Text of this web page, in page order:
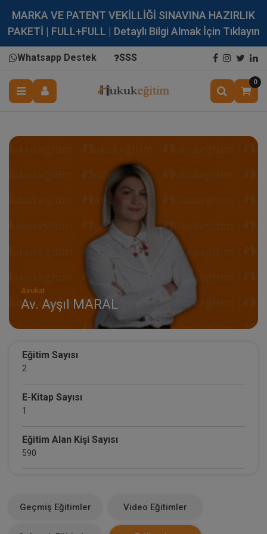
MARKA VE PATENT VEKİLLİĞİ SINAVINA HAZIRLIK
PAKETİ | FULL+FULL | Detaylı Bilgi Almak İçin Tıklayın
Whatsapp Destek SSS
0
Avukat
Av. Ayşıl MARAL
Eğitim Sayısı
2
E-Kitap Sayısı
1
Eğitim Alan Kişi Sayısı
590
Geçmiş Eğitimler Video Eğitimler